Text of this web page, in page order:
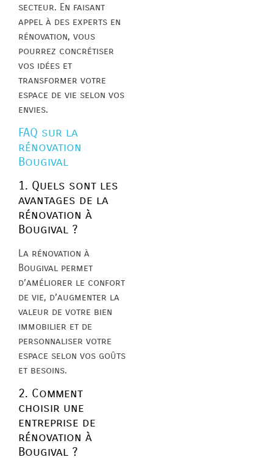
secteur. En faisant
appel à des experts en
rénovation, vous
pourrez concrétiser
vos idées et
transformer votre
espace de vie selon vos
envies.
FAQ sur la
rénovation
Bougival
1. Quels sont les
avantages de la
rénovation à
Bougival ?
La rénovation à
Bougival permet
d’améliorer le confort
de vie, d’augmenter la
valeur de votre bien
immobilier et de
personnaliser votre
espace selon vos goûts
et besoins.
2. Comment
choisir une
entreprise de
rénovation à
Bougival ?